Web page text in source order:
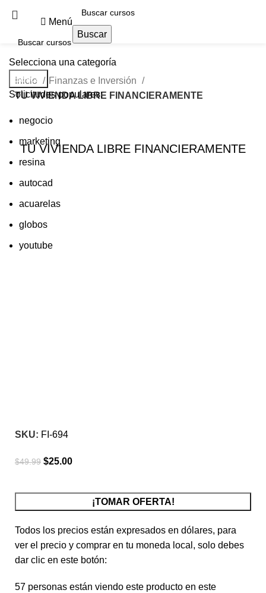
Menú
Buscar
Inicio
Finanzas e Inversión
TU VIVIENDA LIBRE FINANCIERAMENTE
TU VIVIENDA LIBRE FINANCIERAMENTE
SKU: FI-694
$49.99 $25.00
¡TOMAR OFERTA!
Todos los precios están expresados en dólares, para
ver el precio y comprar en tu moneda local, solo debes
dar clic en este botón:
57 personas están viendo este producto en este
Selecciona una categoría
Buscar
Solicitudes populares:
negocio
marketing
resina
autocad
acuarelas
globos
youtube